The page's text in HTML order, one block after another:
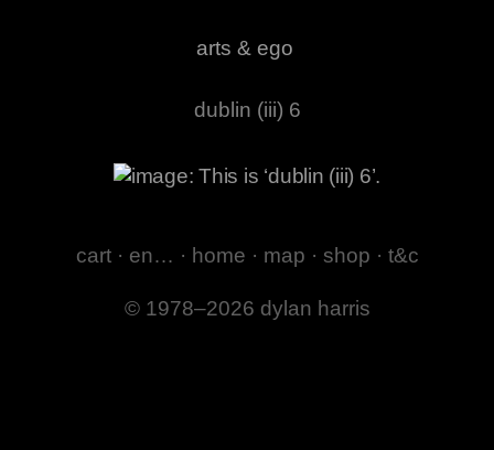
arts & ego
dublin (iii) 6
cart · en… · home · map · shop · t&c
© 1978–2026 dylan harris